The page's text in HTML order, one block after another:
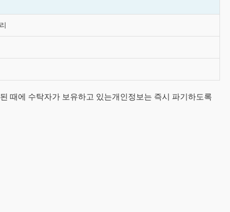
때에 수탁자가 보유하고 있는개인정보는 즉시 파기하도록